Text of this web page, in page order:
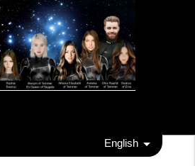
English